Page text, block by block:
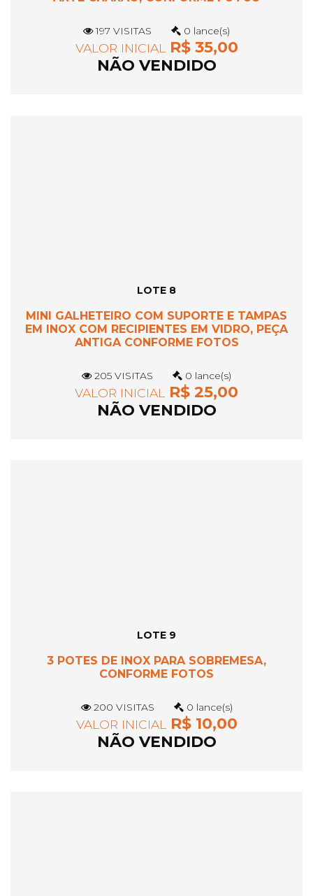
197 VISITAS 0 lance(s)
VALOR INICIAL R$ 35,00
NÃO VENDIDO
LOTE 8
MINI GALHETEIRO COM SUPORTE E TAMPAS
EM INOX COM RECIPIENTES EM VIDRO, PEÇA
ANTIGA CONFORME FOTOS
205 VISITAS 0 lance(s)
VALOR INICIAL
R$ 25,00
NÃO VENDIDO
LOTE 9
3 POTES DE INOX PARA SOBREMESA,
CONFORME FOTOS
200 VISITAS 0 lance(s)
VALOR INICIAL R$ 10,00
NÃO VENDIDO